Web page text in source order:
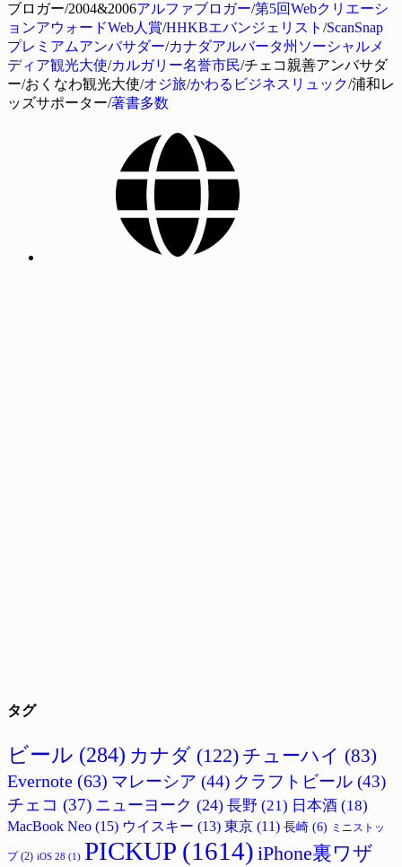
ブロガー/2004&2006アルファブロガー/第5回Webクリエーシ
ョンアウォードWeb人賞/HHKBエバンジェリスト /ScanSnap
プレミアムアンバサダー/カナダアルバータ州ソーシャルメ
ディア観光大使/カルガリー名誉市民/チェコ親善アンバサダ
ー/おくなわ観光大使/オジ旅/かわるビジネスリュック/浦和レ
ッズサポーター/著書多数
タグ
ビール (284) カナダ (122) チューハイ (83)
Evernote (63) マレーシア (44) クラフトビール (43)
チェコ (37) ニューヨーク (24) 長野 (21) 日本酒 (18)
MacBook Neo (15) ウイスキー (13) 東京 (11) 長崎 (6) ミニストッ
プ(2) iOS 28 (1) PICKUP (1614) iPhone裏ワザ